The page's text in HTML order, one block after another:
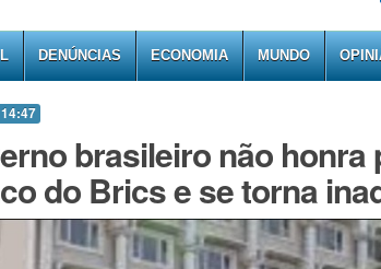
DENÚNCIAS ECONOMIA MUNDO
brasileiro não honra
do Brics e se torna